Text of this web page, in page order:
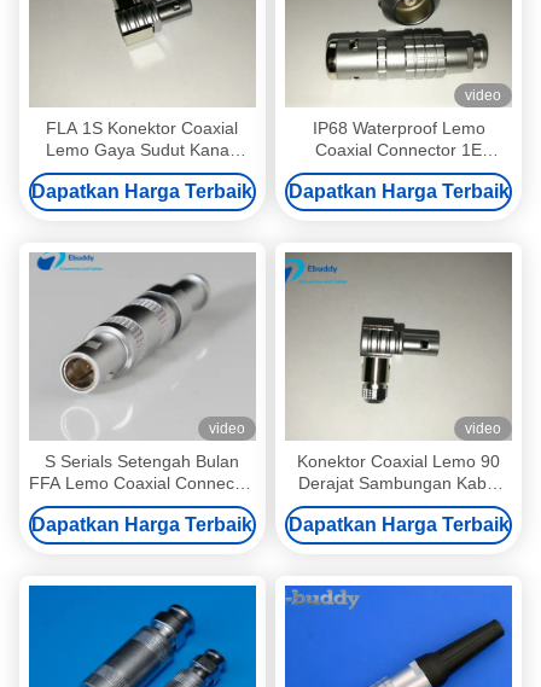
FLA 1S Konektor Coaxial
Lemo Gaya Sudut Kanan
Untuk Pengukuran
Dapatkan Harga Terbaik
video
IP68 Waterproof Lemo
Coaxial Connector 1E
Konektor Pria Dan Wanita
FFA.1E.250
Dapatkan Harga Terbaik
video
S Serials Setengah Bulan
FFA Lemo Coaxial Connector
Dengan Socket Pria
Dapatkan Harga Terbaik
video
Konektor Coaxial Lemo 90
Derajat Sambungan Kabel
00S Untuk Survei
FLA.00.250
Dapatkan Harga Terbaik